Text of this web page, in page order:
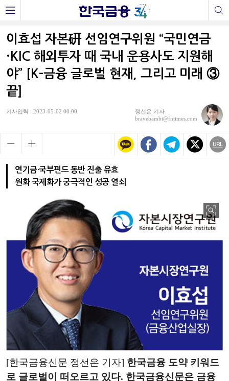
이효섭 자본硏 선임연구위원 “국민연금
·KIC 해외투자 때 국내 운용사도 지원해
야” [K-금융 글로벌 현재, 그리고 미래 ③
끝]
기사입력 : 2023-05-02 00:00
정선은 기자
bravebambi@fntimes.com
연기금·국부펀드 동반 진출 유효
원화 국제화가 궁극적인 성공 열쇠
[한국금융신문 정선은 기자] 한국금융 도약 키워드
로 글로벌이 떠오르고 있다. 한국금융신문은 금융